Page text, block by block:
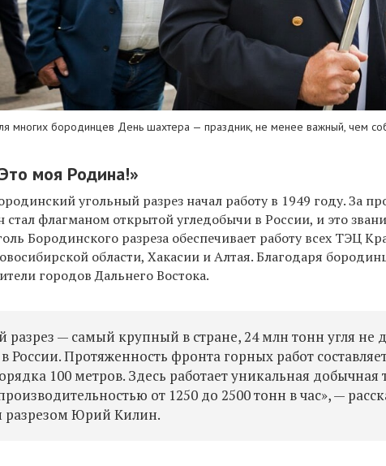
многих бородинцев День шахтера — праздник, не менее важный, чем
моя Родина!»
угольный разрез начал работу в 1949 году. За
стал флагманом открытой угледобычи в России, и это
Бородинского разреза обеспечивает работу всех ТЭЦ
области, Хакасии и Алтая. Благодаря
городов Дальнего Востока.
разрез — самый крупный в стране, 24 млн тонн угля не
России. Протяженность фронта горных работ
100 метров. Здесь работает уникальная
от 1250 до 2500 тонн в час», —
Юрий Килин.